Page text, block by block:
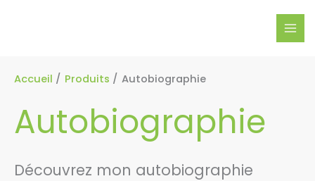
Accueil Produits Autobiographie
Autobiographie
Découvrez mon autobiographie